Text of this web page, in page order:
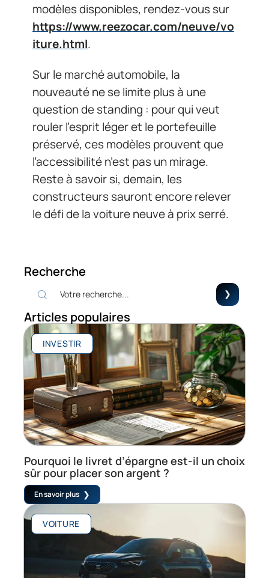
modèles disponibles, rendez-vous sur
https://www.reezocar.com/neuve/vo
iture.html.
Sur le marché automobile, la
nouveauté ne se limite plus à une
question de standing : pour qui veut
rouler l’esprit léger et le portefeuille
préservé, ces modèles prouvent que
l’accessibilité n’est pas un mirage.
Reste à savoir si, demain, les
constructeurs sauront encore relever
le défi de la voiture neuve à prix serré.
Recherche
Articles populaires
INVESTIR
Pourquoi le livret d’épargne est-il un choix
sûr pour placer son argent ?
En savoir plus
VOITURE